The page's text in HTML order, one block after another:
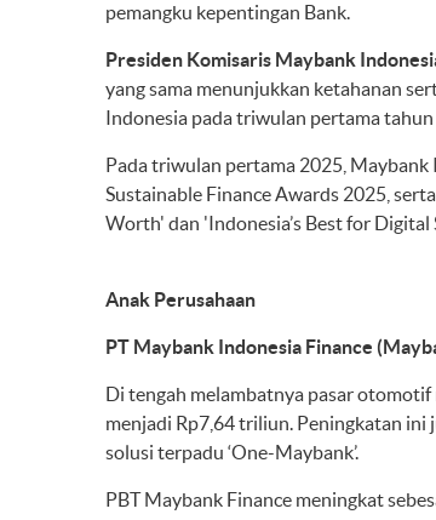
pemangku kepentingan Bank.
Presiden Komisaris Maybank
yang sama menunjukkan ketahanan
Indonesia pada triwulan pertama
Pada triwulan pertama 2025, Maybank
Sustainable Finance Awards 2025,
Worth' dan 'Indonesia’s Best for Digital
Anak Perusahaan
PT Maybank Indonesia Finance
Di tengah melambatnya pasar
menjadi Rp7,64 triliun. Peningkatan
solusi terpadu ‘One-Maybank’.
PBT Maybank Finance meningkat